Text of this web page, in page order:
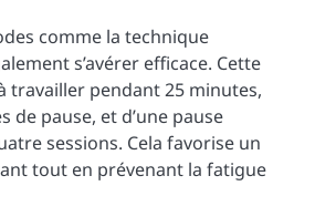
comme la technique
s’avérer efficace. Cette
travailler pendant 25 minutes,
de pause, et d’une pause
sessions. Cela favorise un
tout en prévenant la fatigue